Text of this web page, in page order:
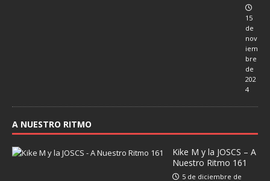
15
de
nov
iem
bre
de
202
4
A NUESTRO RITMO
Kike M y la JOSCS – A
Nuestro Ritmo 161
5 de diciembre de